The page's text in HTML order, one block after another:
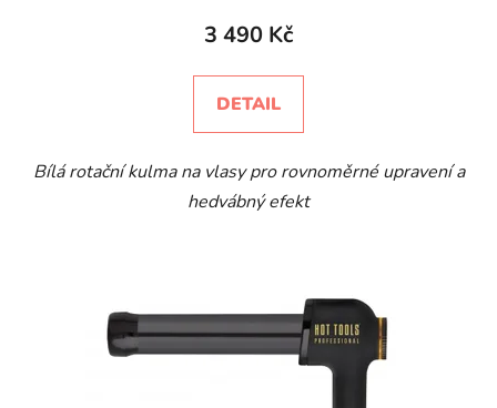
3 490 Kč
DETAIL
Bílá rotační kulma na vlasy pro rovnoměrné upravení a
hedvábný efekt